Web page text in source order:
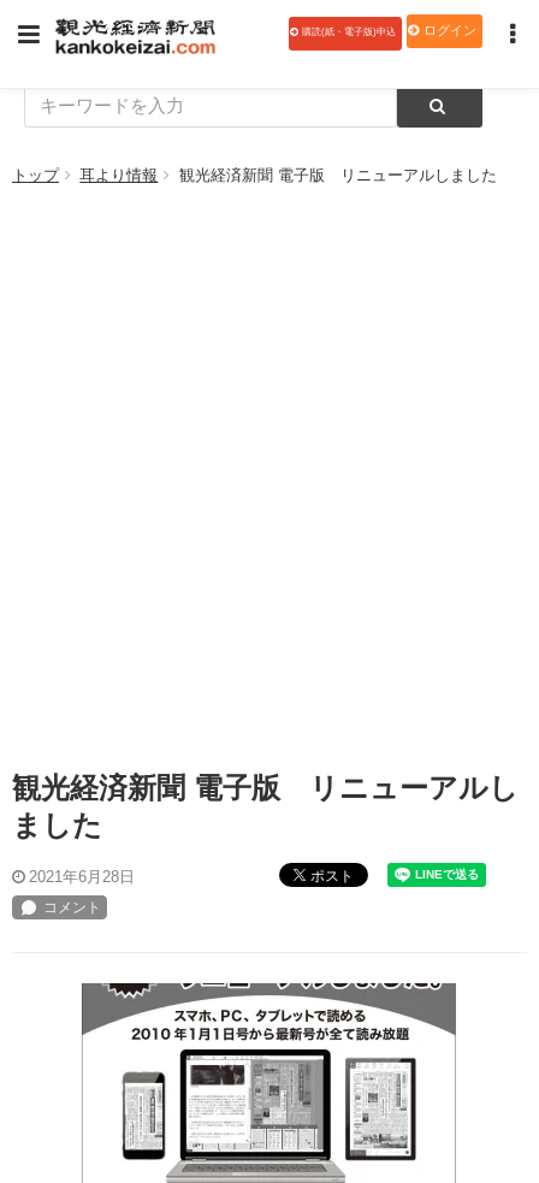
購読(紙・電子版)申込 ログイン
トップ 耳より情報 観光経済新聞 電子版 リニューアルしました
観光経済新聞 電子版 リニューアルし
ました
2021年6月28日 ポスト